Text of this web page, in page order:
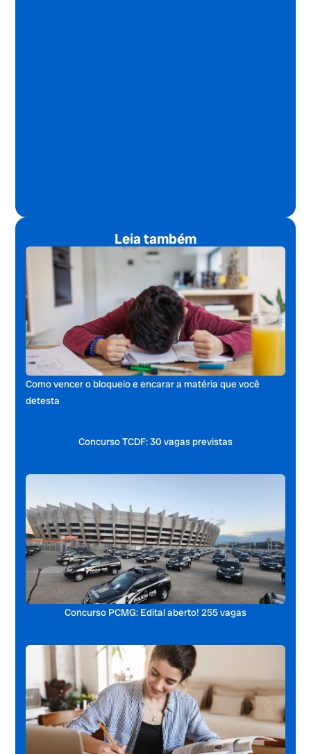
Leia também
Como vencer o bloqueio e encarar a matéria que você
detesta
Concurso TCDF: 30 vagas previstas
Concurso PCMG: Edital aberto! 255 vagas